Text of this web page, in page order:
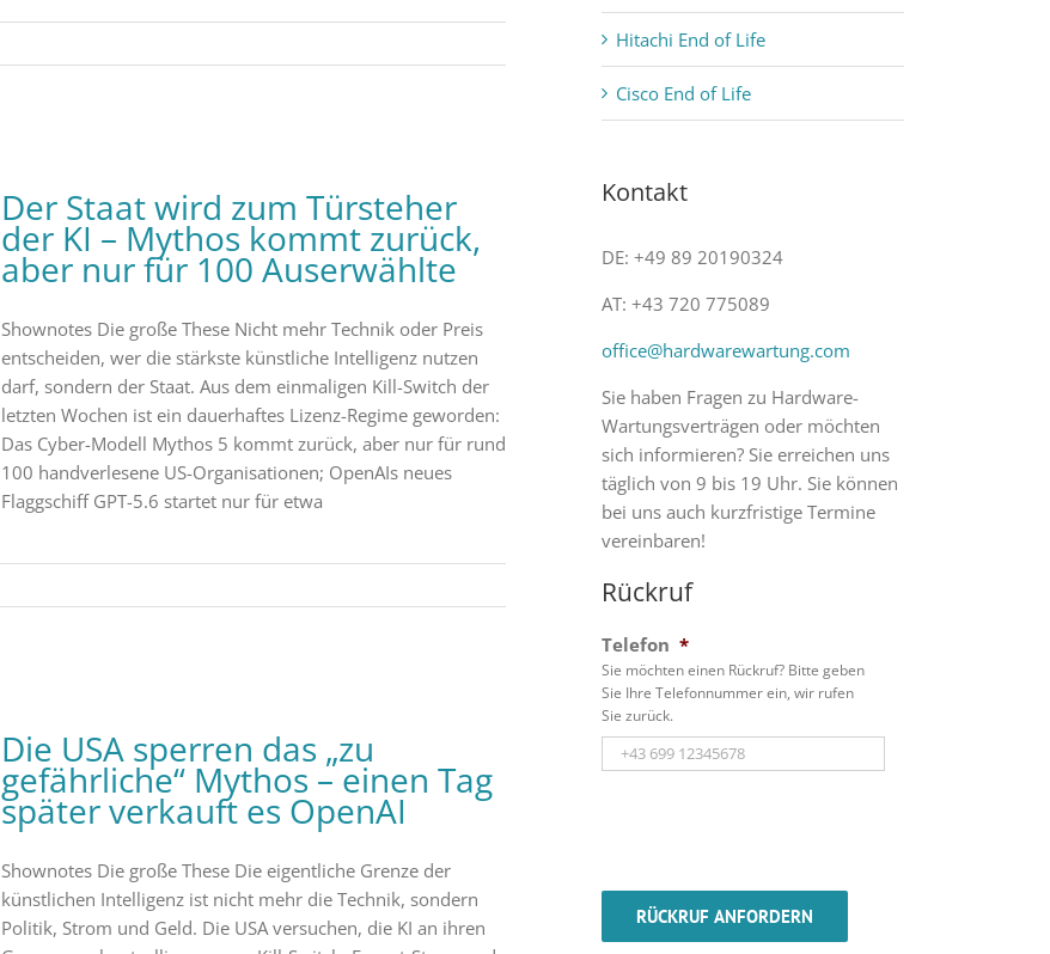
Der Staat wird zum Türsteher
der KI – Mythos kommt zurück,
aber nur für 100 Auserwählte
Shownotes Die große These Nicht mehr Technik oder Preis
entscheiden, wer die stärkste künstliche Intelligenz nutzen
darf, sondern der Staat. Aus dem einmaligen Kill-Switch der
letzten Wochen ist ein dauerhaftes Lizenz-Regime geworden:
Das Cyber-Modell Mythos 5 kommt zurück, aber nur für rund
100 handverlesene US-Organisationen; OpenAIs neues
Flaggschiff GPT-5.6 startet nur für etwa
Die USA sperren das „zu
gefährliche“ Mythos – einen Tag
später verkauft es OpenAI
Shownotes Die große These Die eigentliche Grenze der
künstlichen Intelligenz ist nicht mehr die Technik, sondern
Politik, Strom und Geld. Die USA versuchen, die KI an ihren
Hitachi End of Life
Cisco End of Life
Kontakt
DE: +49 89 20190324
AT: +43 720 775089
office@hardwarewartung.com
Sie haben Fragen zu Hardware-
Wartungsverträgen oder möchten
sich informieren? Sie erreichen uns
täglich von 9 bis 19 Uhr. Sie können
bei uns auch kurzfristige Termine
vereinbaren!
Rückruf
Telefon *
Sie möchten einen Rückruf? Bitte geben
Sie Ihre Telefonnummer ein, wir rufen
Sie zurück.